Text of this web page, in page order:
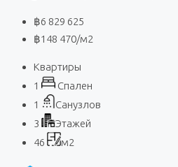
฿6 829 625
฿148 470/м2
Квартиры
1
Спален
1
Санузлов
3
Этажей
46
м2